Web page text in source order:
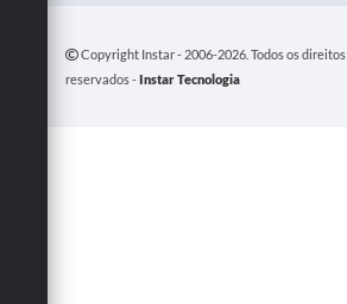
Copyright Instar - 2006-2026. Todos os direitos
reservados -Instar Tecnologia